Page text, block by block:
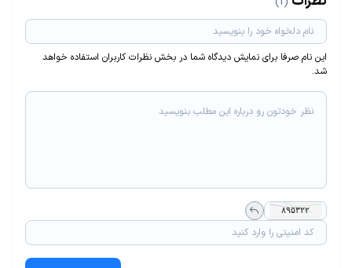
این نام صرفا برای نمایش دیدگاه شما در بخش نظرات کاربران استفاده خواهد
شد.